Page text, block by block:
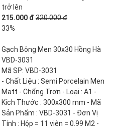
trở lên
215.000 đ 320.000 đ
33%
Gạch Bông Men 30x30 Hồng Hà
VBD-3031
Mã SP: VBD-3031
- Chất Liệu : Semi Porcelain Men
Matt - Chống Trơn - Loại : A1 -
Kích Thước : 300x300 mm - Mã
Sản Phẩm : VBD-3031 - Đơn Vị
Tính : Hộp = 11 viên = 0.99 M2 -